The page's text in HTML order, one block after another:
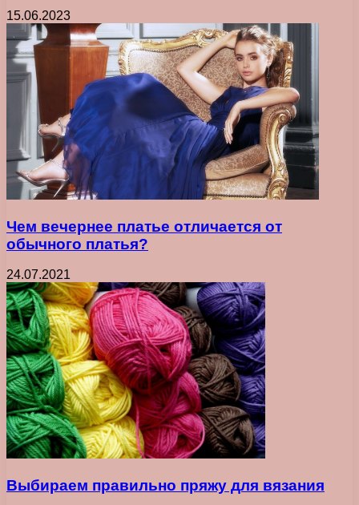
15.06.2023
Чем вечернее платье отличается от
обычного платья?
24.07.2021
Выбираем правильно пряжу для вязания